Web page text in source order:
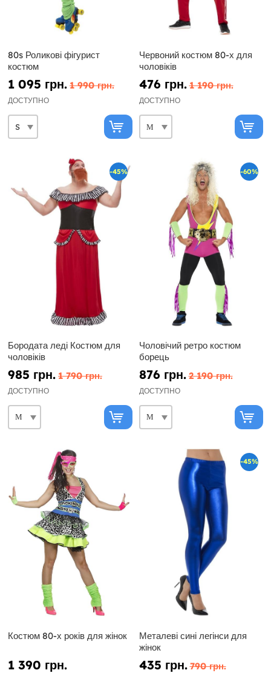
80s Роликові фігурист
костюм
1 095 грн. 1 990 грн.
ДОСТУПНО
Червоний костюм 80-х для
чоловіків
476 грн. 1 190 грн.
ДОСТУПНО
-45%
Бородата леді Костюм для
чоловіків
985 грн. 1 790 грн.
ДОСТУПНО
-60%
Чоловічий ретро костюм
борець
876 грн. 2 190 грн.
ДОСТУПНО
Костюм 80-х років для жінок
1 390 грн.
-45%
Металеві сині легінси для
жінок
435 грн. 790 грн.